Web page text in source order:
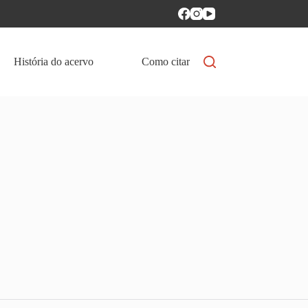
História do acervo Como citar